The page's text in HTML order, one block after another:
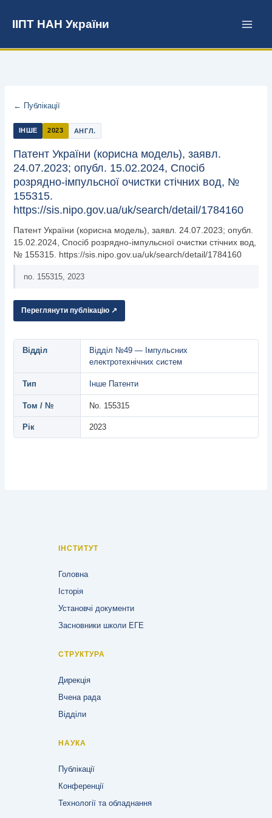
ІІПТ НАН України
← Публікації
ІНШЕ 2023 АНГЛ.
Патент України (корисна модель), заявл.
24.07.2023; опубл. 15.02.2024, Спосіб
розрядно-імпульсної очистки стічних вод, №
155315.
https://sis.nipo.gov.ua/uk/search/detail/1784160
Патент України (корисна модель), заявл. 24.07.2023; опубл.
15.02.2024, Спосіб розрядно-імпульсної очистки стічних вод,
№ 155315. https://sis.nipo.gov.ua/uk/search/detail/1784160
no. 155315, 2023
Переглянути публікацію ↗
Відділ
Відділ №49 — Імпульсних
електротехнічних систем
Тип Інше Патенти
Том / № No. 155315
Рік 2023
ІНСТИТУТ
Головна
Історія
Установчі документи
Засновники школи ЕГЕ
СТРУКТУРА
Дирекція
Вчена рада
Відділи
НАУКА
Публікації
Конференції
Технології та обладнання